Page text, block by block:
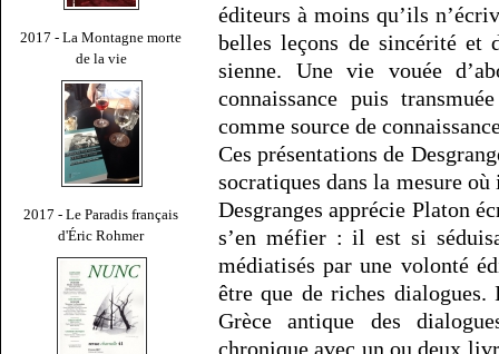
2017 - La Montagne morte
de la vie
2017 - Le Paradis français
d'Éric Rohmer
éditeurs à moins qu’ils
belles leçons de sincérité et
sienne. Une vie vouée
connaissance puis
comme source de
Ces présentations de
socratiques dans la mesure
Desgranges apprécie Platon
s’en méfier : il est si
médiatisés par une volonté
être que de riches
Grèce antique des
chronique avec un ou deux